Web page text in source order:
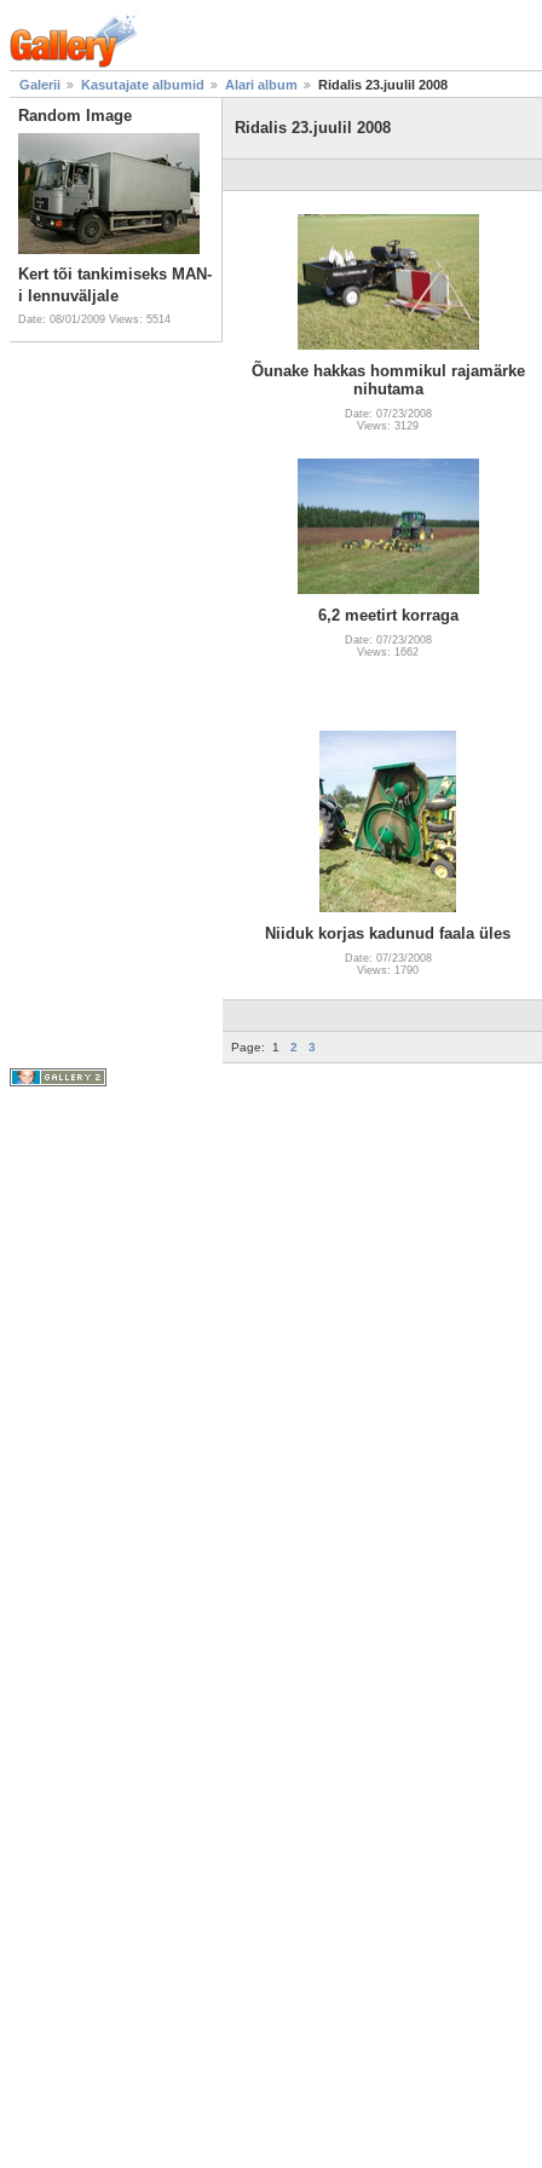
Galerii Kasutajate albumid Alari album Ridalis 23.juulil 2008
Random Image
Kert tõi tankimiseks MAN-
i lennuväljale
Date: 08/01/2009 Views: 5514
Ridalis 23.juulil 2008
Õunake hakkas hommikul rajamärke
nihutama
Date: 07/23/2008
Views: 3129
6,2 meetirt korraga
Date: 07/23/2008
Views: 1662
Niiduk korjas kadunud faala üles
Date: 07/23/2008
Views: 1790
Page: 1 2 3